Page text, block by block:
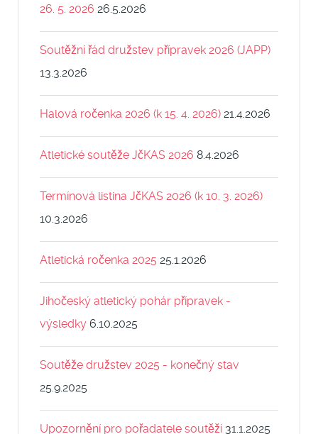
26. 5. 2026 26.5.2026
Soutěžní řád družstev přípravek 2026 (JAPP)
13.3.2026
Halová ročenka 2026 (k 15. 4. 2026) 21.4.2026
Atletické soutěže JčKAS 2026 8.4.2026
Termínová listina JčKAS 2026 (k 10. 3. 2026)
10.3.2026
Atletická ročenka 2025 25.1.2026
Jihočeský atletický pohár přípravek -
výsledky 6.10.2025
Soutěže družstev 2025 - konečný stav
25.9.2025
Upozornění pro pořadatele soutěží 31.1.2025